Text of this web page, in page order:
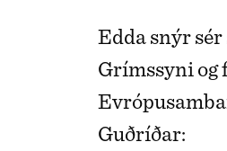
Edda snýr
Grímssyni
Guðríðar: